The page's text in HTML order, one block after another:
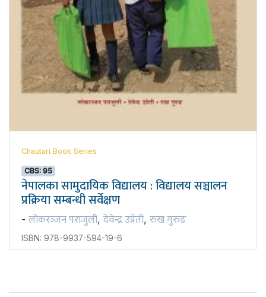
Chautari Book Series
CBS: 95
नेपालका सामुदायिक विद्यालय : विद्यालय सञ्चालन
प्रक्रिया सम्बन्धी सर्वेक्षण
- लोकरञ्‍जन पराजुली, देवेन्द्र उप्रेती, रुख गुरुङ
ISBN: 978-9937-594-19-6